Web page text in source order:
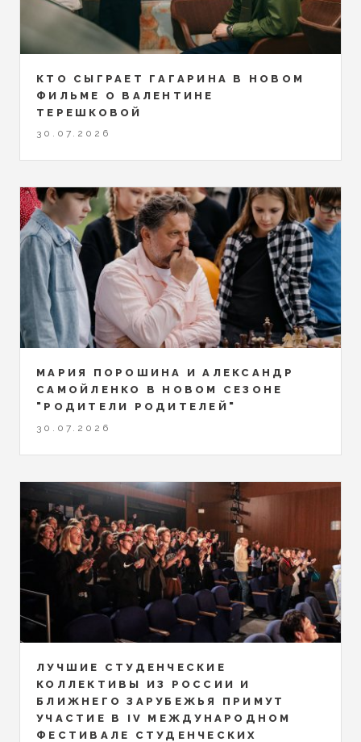
КТО СЫГРАЕТ ГАГАРИНА В НОВОМ
ФИЛЬМЕ О ВАЛЕНТИНЕ
ТЕРЕШКОВОЙ
30.07.2026
МАРИЯ ПОРОШИНА И АЛЕКСАНДР
САМОЙЛЕНКО В НОВОМ СЕЗОНЕ
"РОДИТЕЛИ РОДИТЕЛЕЙ"
30.07.2026
ЛУЧШИЕ СТУДЕНЧЕСКИЕ
КОЛЛЕКТИВЫ ИЗ РОССИИ И
БЛИЖНЕГО ЗАРУБЕЖЬЯ ПРИМУТ
УЧАСТИЕ В IV МЕЖДУНАРОДНОМ
ФЕСТИВАЛЕ СТУДЕНЧЕСКИХ